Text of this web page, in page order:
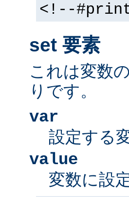
<!--
set 要素
これは変数
りです。
var
設定する
value
変数に設